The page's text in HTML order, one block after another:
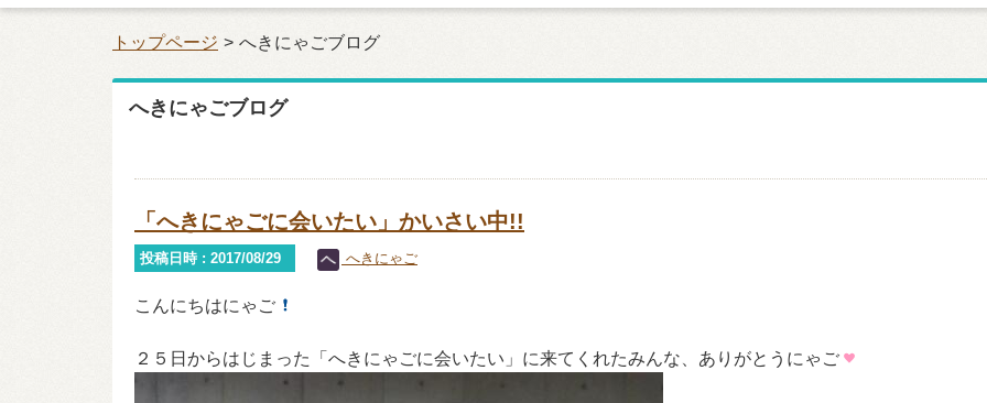
トップページ へきにゃごブログ
へきにゃごブログ
「へきにゃごに会いたい」かいさい中!!
投稿日時 : 2017/08/29 へきにゃご
こんにちはにゃご
２５日からはじまった「へきにゃごに会いたい」に来てくれたみんな、ありがとうにゃご